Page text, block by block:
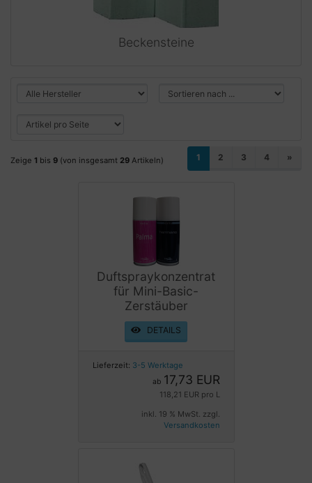
Beckensteine
Zeige 1 bis 9 (von insgesamt 29 Artikeln) 1 2 3 4 »
Duftspraykonzentrat
für Mini-Basic-
Zerstäuber
DETAILS
Lieferzeit: 3-5 Werktage
ab 17,73 EUR
118,21 EUR pro L
inkl. 19 % MwSt. zzgl.
Versandkosten